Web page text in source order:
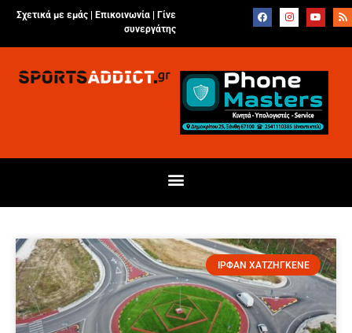
Σχετικά με εμάς | Επικοινωνία
Γίνε
συνεργάτης
ΙΡΦΑΝ ΧΑΤΖΗΓΚΕΝΕ